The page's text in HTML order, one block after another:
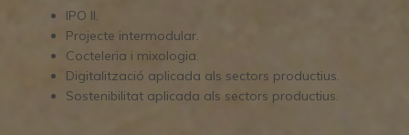
IPO II.
Projecte intermodular.
Cocteleria i mixologia.
Digitalització aplicada als sectors productius.
Sostenibilitat aplicada als sectors productius.